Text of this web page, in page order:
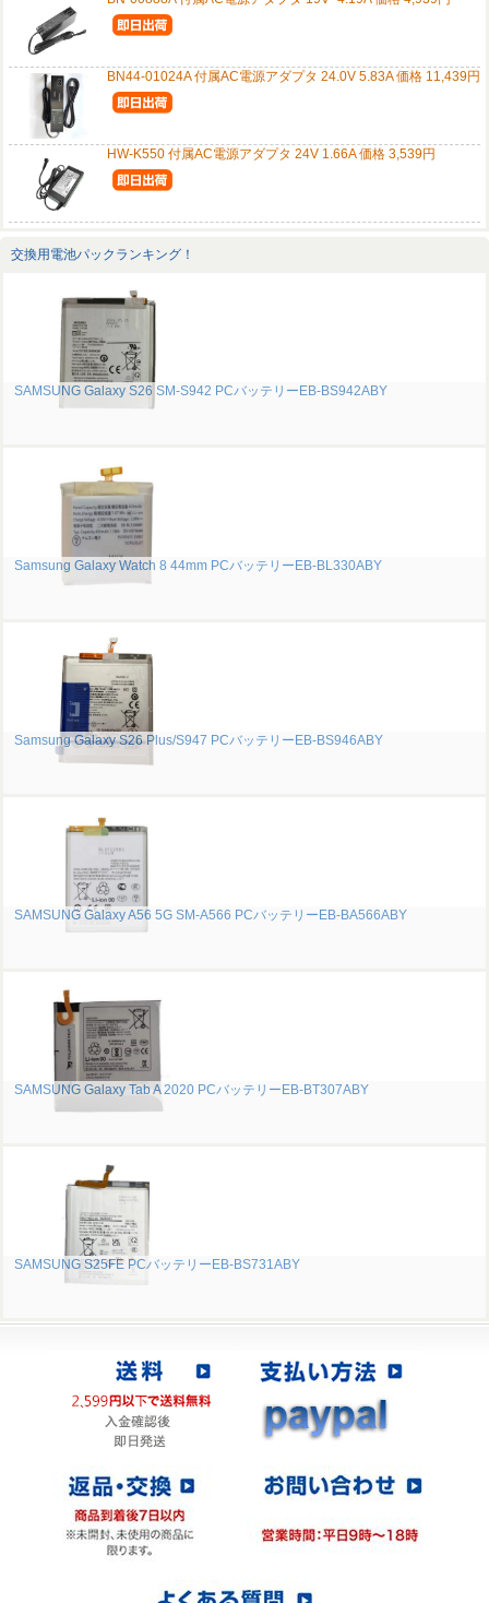
BN44-01024A 付属AC電源アダプタ 24.0V 5.83A 価格 11,439円
HW-K550 付属AC電源アダプタ 24V 1.66A 価格 3,539円
交換用電池パックランキング！
SAMSUNG Galaxy S26 SM-S942 PCバッテリーEB-BS942ABY
Samsung Galaxy Watch 8 44mm PCバッテリーEB-BL330ABY
Samsung Galaxy S26 Plus/S947 PCバッテリーEB-BS946ABY
SAMSUNG Galaxy A56 5G SM-A566 PCバッテリーEB-BA566ABY
SAMSUNG Galaxy Tab A 2020 PCバッテリーEB-BT307ABY
SAMSUNG S25FE PCバッテリーEB-BS731ABY